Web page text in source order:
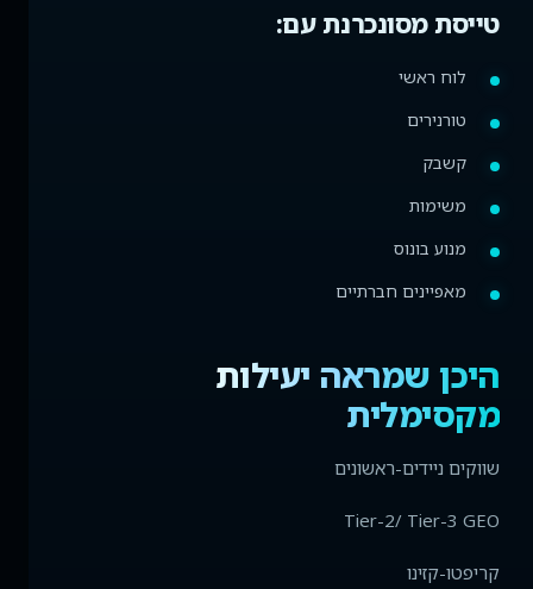
טייסת מסונכרנת עם:
לוח ראשי
טורנירים
קשבק
משימות
מנוע בונוס
מאפיינים חברתיים
היכן שמראה יעילות
מקסימלית
שווקים ניידים-ראשונים
Tier-2/ Tier-3 GEO
קריפטו-קזינו